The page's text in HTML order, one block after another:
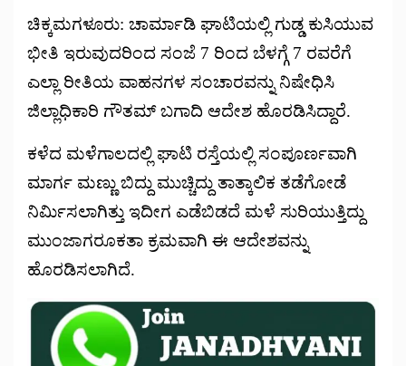
ಚಿಕ್ಕಮಗಳೂರು: ಚಾರ್ಮಾಡಿ ಘಾಟಿಯಲ್ಲಿ ಗುಡ್ಡ ಕುಸಿಯುವ
ಭೀತಿ ಇರುವುದರಿಂದ ಸಂಜೆ 7 ರಿಂದ ಬೆಳಗ್ಗೆ 7 ರವರೆಗೆ
ಎಲ್ಲಾ ರೀತಿಯ ವಾಹನಗಳ ಸಂಚಾರವನ್ನು ನಿಷೇಧಿಸಿ
ಜಿಲ್ಲಾಧಿಕಾರಿ ಗೌತಮ್ ಬಗಾದಿ ಆದೇಶ ಹೊರಡಿಸಿದ್ದಾರೆ.
ಕಳೆದ ಮಳೆಗಾಲದಲ್ಲಿ ಘಾಟಿ ರಸ್ತೆಯಲ್ಲಿ ಸಂಪೂರ್ಣವಾಗಿ
ಮಾರ್ಗ ಮಣ್ಣು ಬಿದ್ದು ಮುಚ್ಚಿದ್ದು ತಾತ್ಕಾಲಿಕ ತಡೆಗೋಡೆ
ನಿರ್ಮಿಸಲಾಗಿತ್ತು ಇದೀಗ ಎಡೆಬಿಡದೆ ಮಳೆ ಸುರಿಯುತ್ತಿದ್ದು
ಮುಂಜಾಗರೂಕತಾ ಕ್ರಮವಾಗಿ ಈ ಆದೇಶವನ್ನು
ಹೊರಡಿಸಲಾಗಿದೆ.